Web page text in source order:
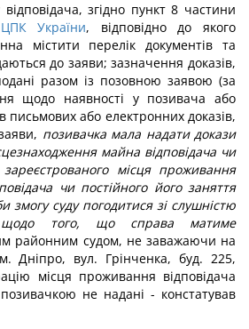
згідно пункт 8 частини
України, відповідно до якого
містити перелік документів та
до заяви; зазначення доказів,
разом із позовною заявою (за
щодо наявності у позивача або
письмових або електронних доказів,
позивачка мала надати докази
майна відповідача чи
зареєстрованого місця проживання
чи постійного його заняття
змогу суду погодитися зі слушністю
щодо того, що справа матиме
районним судом, не заважаючи на
вул. Грінченка, буд. 225,
місця проживання відповідача
позивачкою не надані - констатував